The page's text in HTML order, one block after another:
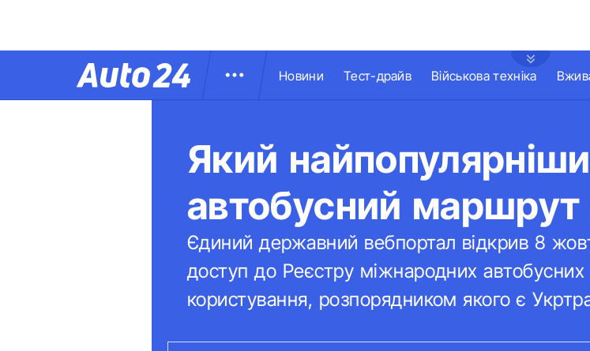
Новини Тест-драйв Військова техніка
Який
автобусний маршрут
Єдиний державний вебпортал відкрив 8
доступ до Реєстру міжнародних автобусних
користування, розпорядником якого є